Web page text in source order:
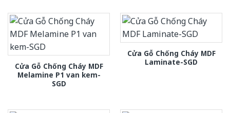
Cửa Gỗ Chống Cháy MDF
Melamine P1 van kem-
SGD
Cửa Gỗ Chống Cháy MDF
Laminate-SGD